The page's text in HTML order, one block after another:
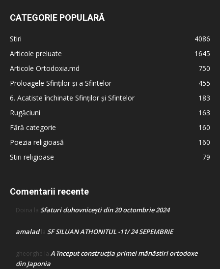
CATEGORIE POPULARĂ
Stiri
4086
Articole preluate
1645
Articole Ortodoxia.md
750
Proloagele Sfinților și a Sfintelor
455
6. Acatiste închinate Sfinților și Sfintelor
183
Rugăciuni
163
Fără categorie
160
Poezia religioasă
160
Stiri religioase
79
Comentarii recente
Doina la Sfaturi duhovnicești din 20 octombrie 2024
amaladla SF SILUAN ATHONITUL -11/ 24 SEPEMBRIE
gheorghe la A început construcţia primei mănăstiri ortodoxe
din Japonia